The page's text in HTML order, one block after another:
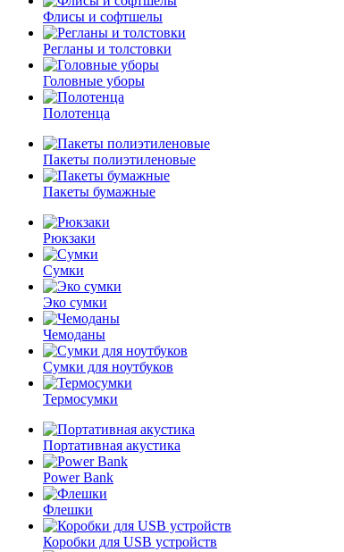
Флисы и софтшелы
Регланы и толстовки
Головные уборы
Полотенца
Пакеты полиэтиленовые
Пакеты бумажные
Рюкзаки
Сумки
Эко сумки
Чемоданы
Сумки для ноутбуков
Термосумки
Портативная акустика
Power Bank
Флешки
Коробки для USB устройств